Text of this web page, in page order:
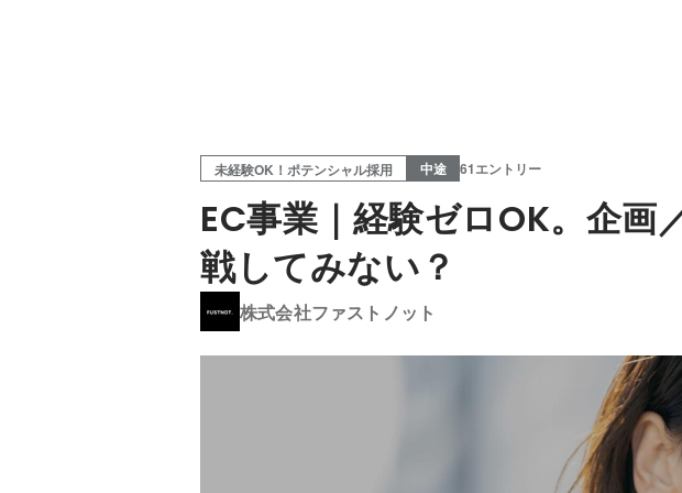
未経験OK！ポテンシャル採用 中途 61エントリー
EC事業｜経験ゼロOK。企
戦してみない？
株式会社ファストノット